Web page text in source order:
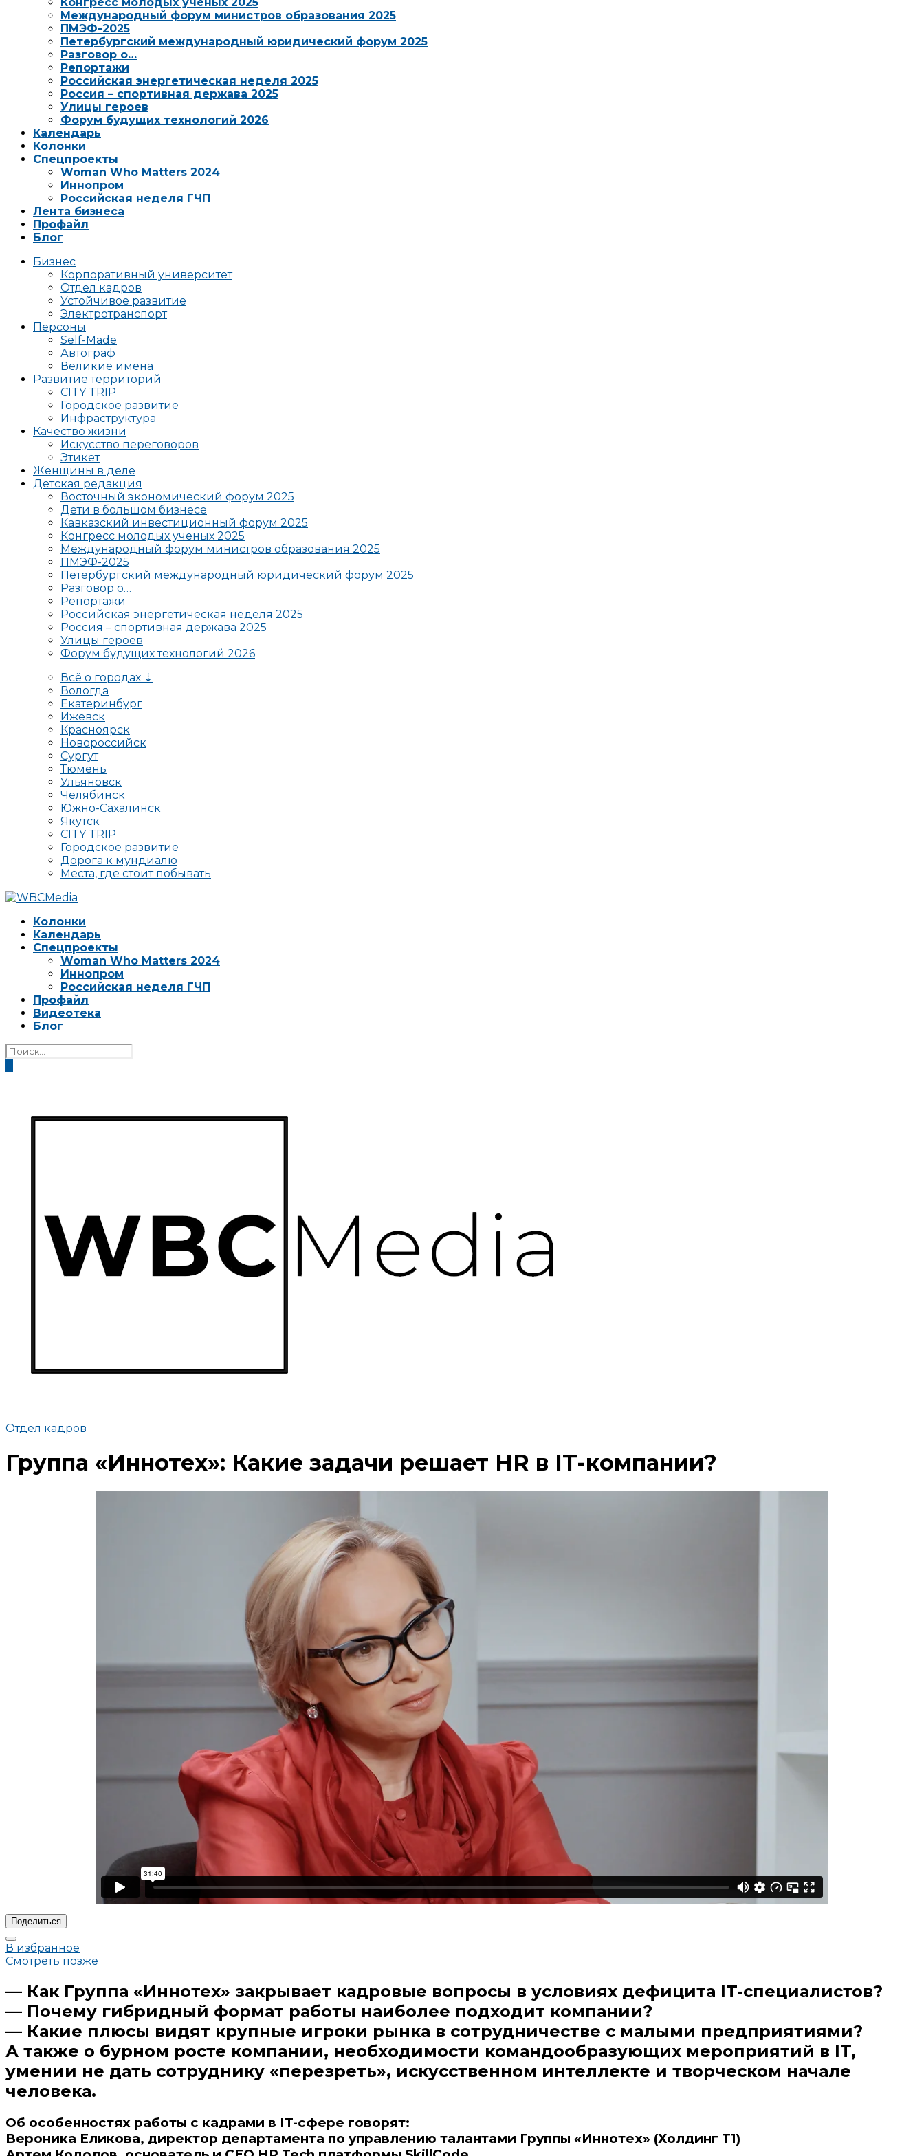
Международный форум министров образования 2025
ПМЭФ-2025
Петербургский международный юридический форум 2025
Разговор о…
Репортажи
Российская энергетическая неделя 2025
Россия – спортивная держава 2025
Улицы героев
Форум будущих технологий 2026
Календарь
Колонки
Спецпроекты
Woman Who Matters 2024
Иннопром
Российская неделя ГЧП
Лента бизнеса
Профайл
Блог
Бизнес
Корпоративный университет
Отдел кадров
Устойчивое развитие
Электротранспорт
Персоны
Self-Made
Автограф
Великие имена
Развитие территорий
CITY TRIP
Городское развитие
Инфраструктура
Качество жизни
Искусство переговоров
Этикет
Женщины в деле
Детская редакция
Восточный экономический форум 2025
Дети в большом бизнесе
Кавказский инвестиционный форум 2025
Конгресс молодых ученых 2025
Международный форум министров образования 2025
ПМЭФ-2025
Петербургский международный юридический форум 2025
Разговор о…
Репортажи
Российская энергетическая неделя 2025
Россия – спортивная держава 2025
Улицы героев
Форум будущих технологий 2026
Всё о городах ⇣
Вологда
Екатеринбург
Ижевск
Красноярск
Новороссийск
Сургут
Тюмень
Ульяновск
Челябинск
Южно-Сахалинск
Якутск
CITY TRIP
Городское развитие
Дорога к мундиалю
Места, где стоит побывать
Колонки
Календарь
Спецпроекты
Woman Who Matters 2024
Иннопром
Российская неделя ГЧП
Профайл
Видеотека
Блог
Отдел кадров
Группа «Иннотех»: Какие задачи решает HR в IT-компании?
Поделиться
В избранное
Смотреть позже
— Как Группа «Иннотех» закрывает кадровые вопросы в условиях дефицита IT-специалистов?
— Почему гибридный формат работы наиболее подходит компании?
— Какие плюсы видят крупные игроки рынка в сотрудничестве с малыми предприятиями?
А также о бурном росте компании, необходимости командообразующих мероприятий в IT,
умении не дать сотруднику «перезреть», искусственном интеллекте и творческом начале
человека.
Об особенностях работы с кадрами в IT-сфере говорят:
Вероника Еликова, директор департамента по управлению талантами Группы «Иннотех» (Холдинг Т1)